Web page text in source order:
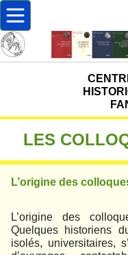
LES
L’origine des
L’origine des
Quelques historiens
isolés, universitaires,